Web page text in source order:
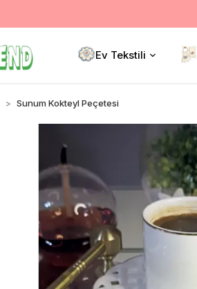
Ev Tekstili
Sunum Kokteyl Peçetesi